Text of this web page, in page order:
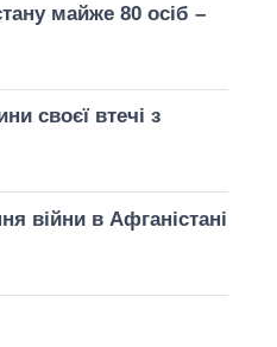
майже 80 осіб –
своєї втечі з
війни в Афганістані